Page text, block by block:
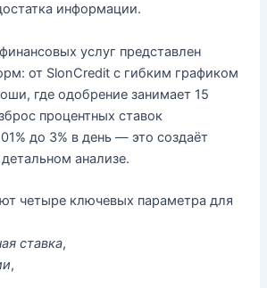
информации.
услуг представлен
от SlonCredit с гибким графиком
где одобрение занимает 15
процентных ставок
до 3% в день — это создаёт
анализе.
четыре ключевых параметра для
ставка,
,